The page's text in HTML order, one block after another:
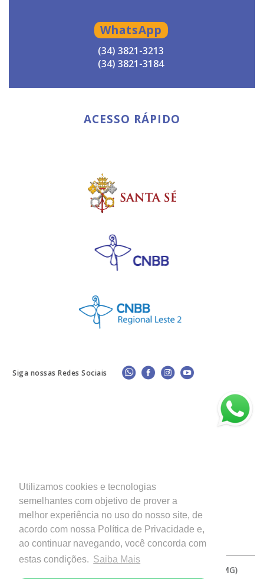
Utilizamos cookies e tecnologias
semelhantes com objetivo de prover a
melhor experiência no uso do nosso site, de
acordo com nossa Política de Privacidade e,
ao continuar navegando, você concorda com
estas condições. Saiba Mais
WhatsApp
(34) 3821-3213
(34) 3821-3184
ACESSO RÁPIDO
Siga nossas Redes Sociais
Copyright © 2026 - Diocese de Patos de Minas (MG)